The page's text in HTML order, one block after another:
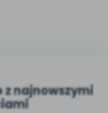
z najnowszymi